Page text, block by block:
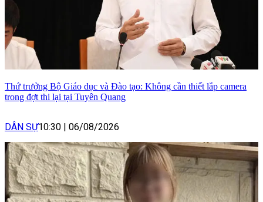
Thứ trưởng Bộ Giáo dục và Đào tạo: Không cần thiết lắp camera
trong đợt thi lại tại Tuyên Quang
DÂN SỰ10:30 | 06/08/2026